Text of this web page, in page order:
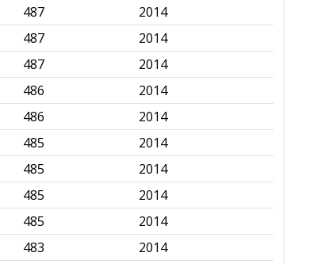
487 2014
487 2014
487 2014
486 2014
486 2014
485 2014
485 2014
485 2014
485 2014
483 2014